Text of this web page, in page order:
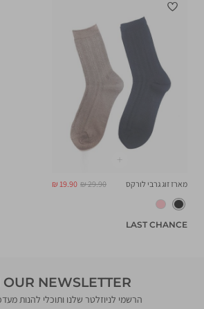
מארז זוג גרבי לורקס
מחיר
19.90 ₪
מחיר
29.90 ₪
LAST CHANCE
NEWSLETTER
הרשמי לניוזלטר שלנו ותוכלי להנות